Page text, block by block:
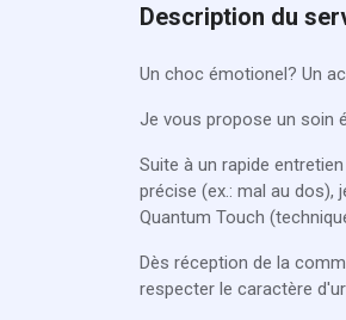
Description du
Un choc émotionel? Un
Je vous propose un soin
Suite à un rapide
précise (ex.: mal au dos),
Quantum Touch
Dès réception de la
respecter le caractère